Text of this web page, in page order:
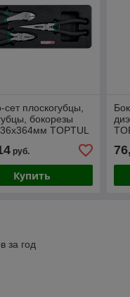
сет плоскогубцы,
бокорезы
TOPTUL
руб.
Купить
за год